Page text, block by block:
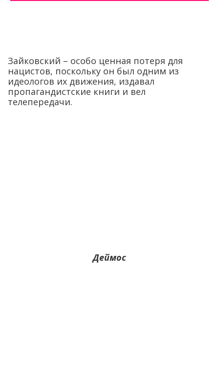
Зайковский – особо ценная потеря для
нацистов, поскольку он был одним из
идеологов их движения, издавал
пропагандистские книги и вел
телепередачи.
Деймос